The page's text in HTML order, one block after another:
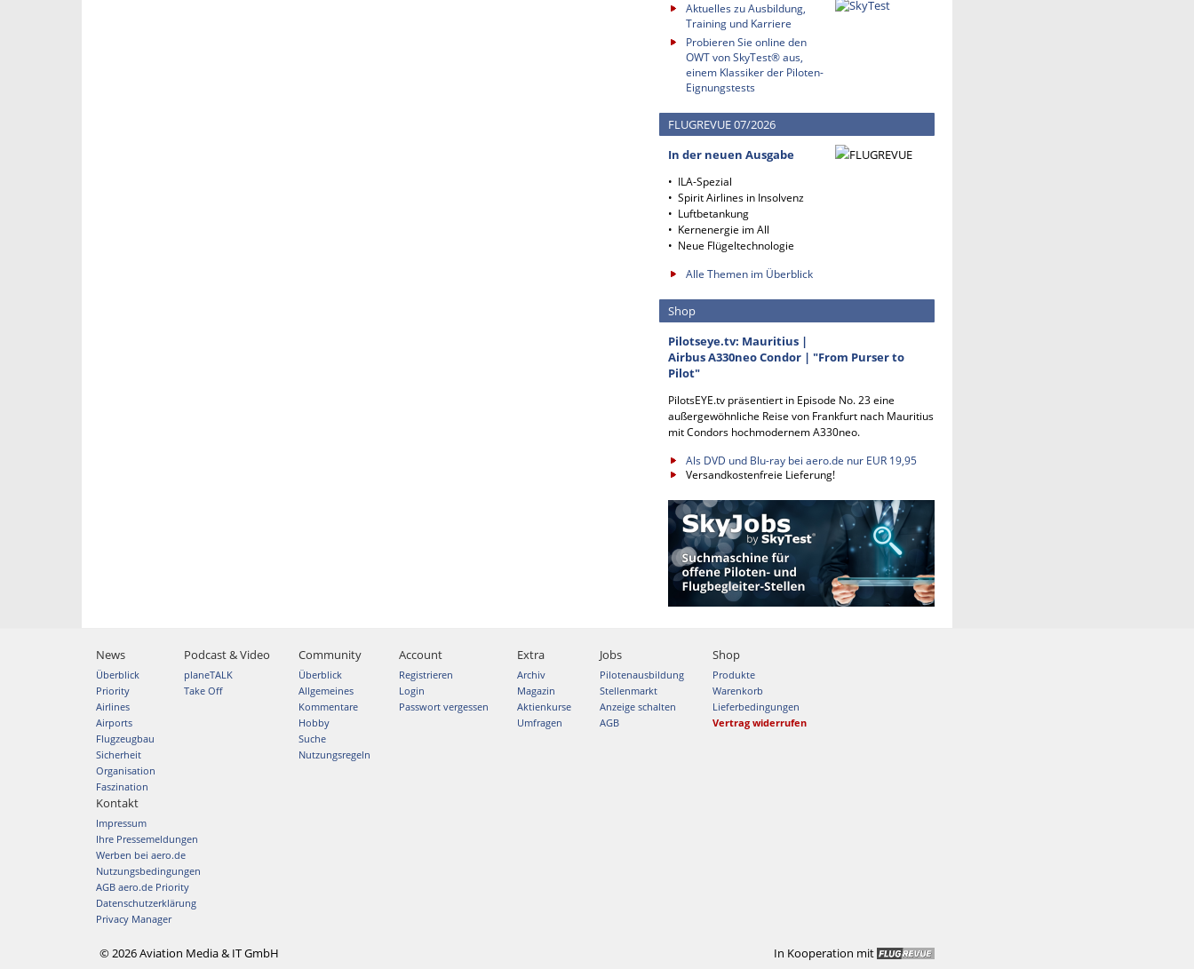
Aktuelles zu Ausbildung,
Training und Karriere
Probieren Sie online den
OWT von SkyTest® aus,
einem Klassiker der Piloten-
Eignungstests
FLUGREVUE 07/2026
In der neuen Ausgabe
• ILA-Spezial
• Spirit Airlines in Insolvenz
• Luftbetankung
• Kernenergie im All
• Neue Flügeltechnologie
Alle Themen im Überblick
Shop
Pilotseye.tv: Mauritius |
Airbus A330neo Condor | "From Purser to
Pilot"
PilotsEYE.tv präsentiert in Episode No. 23 eine
außergewöhnliche Reise von Frankfurt nach Mauritius
mit Condors hochmodernem A330neo.
Als DVD und Blu-ray bei aero.de nur EUR 19,95
Versandkostenfreie Lieferung!
News
Überblick
Priority
Airlines
Airports
Flugzeugbau
Sicherheit
Organisation
Faszination
Podcast & Video
planeTALK
Take Off
Community
Überblick
Allgemeines
Kommentare
Hobby
Suche
Nutzungsregeln
Account
Registrieren
Login
Passwort vergessen
Extra
Archiv
Magazin
Aktienkurse
Umfragen
Jobs
Pilotenausbildung
Stellenmarkt
Anzeige schalten
AGB
Shop
Produkte
Warenkorb
Lieferbedingungen
Vertrag widerrufen
Kontakt
Impressum
Ihre Pressemeldungen
Werben bei aero.de
Nutzungsbedingungen
AGB aero.de Priority
Datenschutzerklärung
Privacy Manager
© 2026 Aviation Media & IT GmbH In Kooperation mit